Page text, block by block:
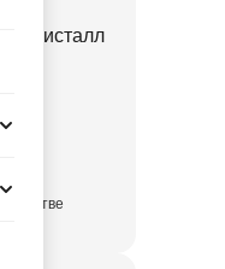
Кристалл